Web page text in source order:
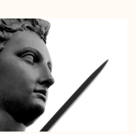
im
Maßregelrecht,
bei
Strafzumessung
und
ambulanten
Maßnahmen
beschlossen
(Pressemeldung
des
BMJV)